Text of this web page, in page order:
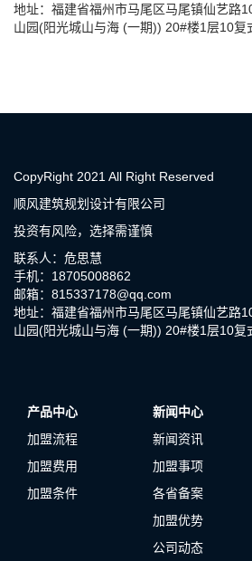
地址：福建省福州市马尾区马尾镇仙艺路
山园(阳光城山与海 (一期)) 20#楼1层10复
CopyRight 2021 All Right Reserved
顺风建筑规划设计有限公司
投资有风险，选择需谨慎
联系人：危思慧
手机：18705008862
邮箱：815337178@qq.com
地址：福建省福州市马尾区马尾镇仙艺路
山园(阳光城山与海 (一期)) 20#楼1层10复
产品中心
加盟流程
加盟费用
加盟条件
新闻中心
新闻资讯
加盟事项
各省备案
加盟优势
公司动态